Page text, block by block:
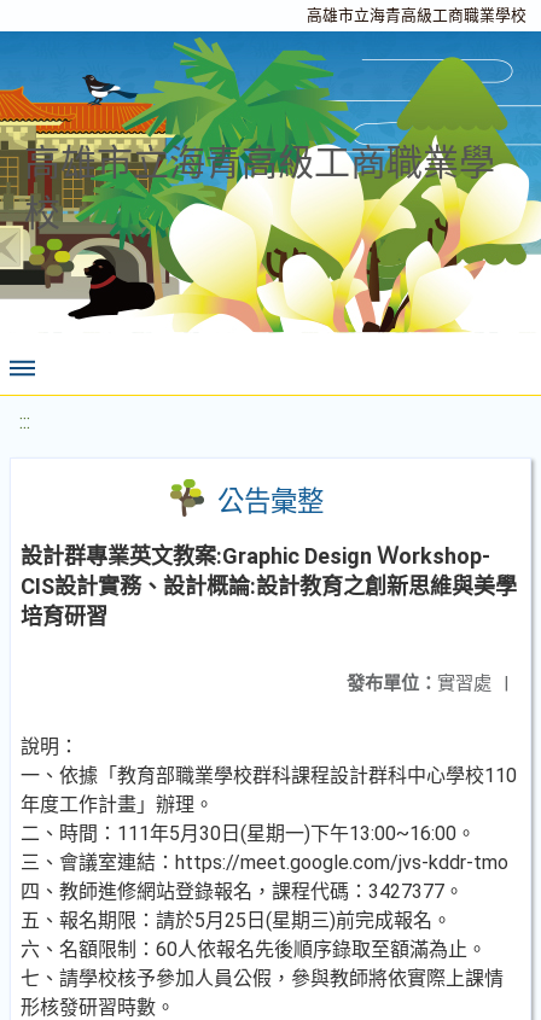
高雄市立海青高級工商職業學校
高雄市立海青高級工商職業學
校
:::
公告彙整
設計群專業英文教案:Graphic Design Ｗorkshop-
CIS設計實務、設計概論:設計教育之創新思維與美學
培育研習
發布單位： 實習處 |
說明：
一、依據「教育部職業學校群科課程設計群科中心學校110
年度工作計畫」辦理。
二、時間：111年5月30日(星期一)下午13:00~16:00。
三、會議室連結：https://meet.google.com/jvs-kddr-tmo
四、教師進修網站登錄報名，課程代碼：3427377。
五、報名期限：請於5月25日(星期三)前完成報名。
六、名額限制：60人依報名先後順序錄取至額滿為止。
七、請學校核予參加人員公假，參與教師將依實際上課情
形核發研習時數。